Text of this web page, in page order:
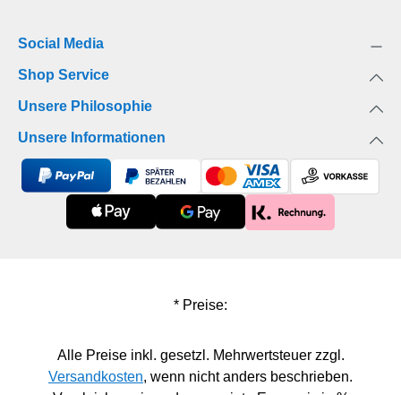
Social Media
Shop Service
Unsere Philosophie
Unsere Informationen
* Preise:
Alle Preise inkl. gesetzl. Mehrwertsteuer zzgl.
Versandkosten, wenn nicht anders beschrieben.